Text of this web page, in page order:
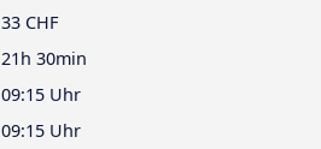
33 CHF
21h 30min
09:15 Uhr
09:15 Uhr